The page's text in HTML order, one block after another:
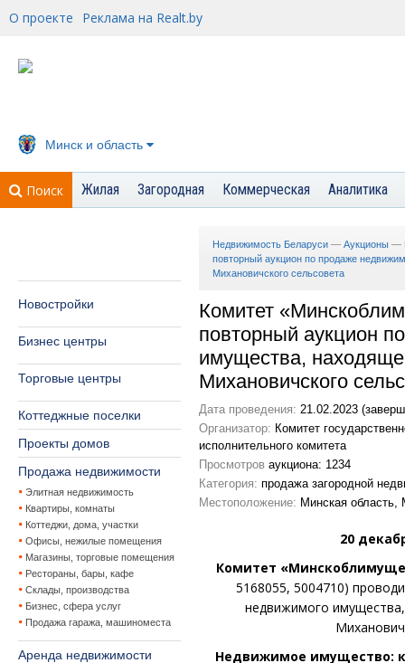
О проекте Реклама на Realt.by
Минск и область
Поиск Жилая Загородная Коммерческая Аналитика
Новостройки
Бизнес центры
Торговые центры
Коттеджные поселки
Проекты домов
Продажа недвижимости
Элитная недвижимость
Квартиры, комнаты
Коттеджи, дома, участки
Офисы, нежилые помещения
Магазины, торговые помещения
Рестораны, бары, кафе
Склады, производства
Бизнес, сфера услуг
Продажа гаража, машиноместа
Аренда недвижимости
Недвижимость Беларуси — Аукционы —
повторный аукцион по продаже
Михановичского сельсовета
Комитет
повторный аукцион
имущества,
Михановичского
Дата проведения: 21.02.2023
Организатор: Комитет
исполнительного комитета
Просмотров аукциона: 1234
Категория: продажа загородной
Местоположение: Минская область,
20
Комитет
5168055, 5004710)
недвижимого
Недвижимое имущество: